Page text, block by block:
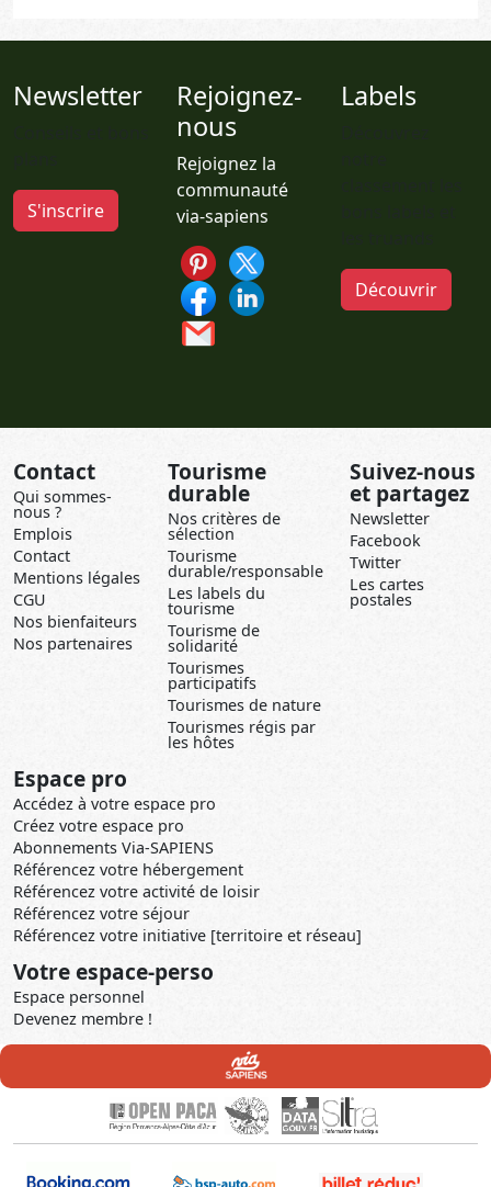
Newsletter
S'inscrire
Rejoignez-
nous
Rejoignez la
communauté
via-sapiens
Labels
Découvrir
Contact
Qui sommes-
nous ?
Emplois
Contact
Mentions légales
CGU
Nos bienfaiteurs
Nos partenaires
Tourisme
durable
Nos critères de
sélection
Tourisme
durable/responsable
Les labels du
tourisme
Tourisme de
solidarité
Tourismes
participatifs
Tourismes de nature
Tourismes régis par
les hôtes
Suivez-nous
et partagez
Newsletter
Facebook
Twitter
Les cartes
postales
Espace pro
Accédez à votre espace pro
Créez votre espace pro
Abonnements Via-SAPIENS
Référencez votre hébergement
Référencez votre activité de loisir
Référencez votre séjour
Référencez votre initiative [territoire et réseau]
Votre espace-perso
Espace personnel
Devenez membre !